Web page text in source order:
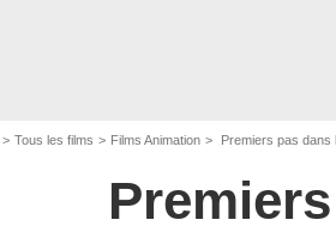
Tous les films Films Animation Premiers pas dans